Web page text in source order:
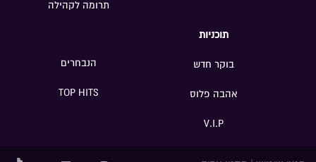
תרומה לקהילה
תוכניות
בוקר חדש
אהבה פלוס
V.I.P
הנבחרים
TOP HITS